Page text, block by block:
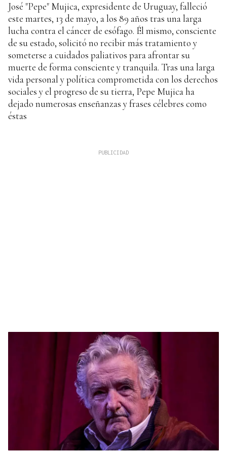
José "Pepe" Mujica, expresidente de Uruguay, falleció
este martes, 13 de mayo, a los 89 años tras una larga
lucha contra el cáncer de esófago. Él mismo, consciente
de su estado, solicitó no recibir más tratamiento y
someterse a cuidados paliativos para afrontar su
muerte de forma consciente y tranquila. Tras una larga
vida personal y política comprometida con los derechos
sociales y el progreso de su tierra, Pepe Mujica ha
dejado numerosas enseñanzas y frases célebres como
éstas